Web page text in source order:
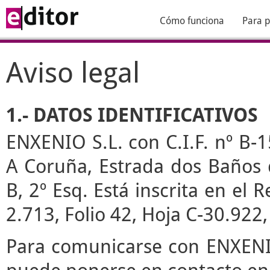
Cómo funciona Para
Aviso legal
1.- DATOS IDENTIFICATIVOS
ENXENIO S.L. con C.I.F. nº
A Coruña, Estrada dos
B, 2º Esq. Está inscrita en el
2.713, Folio 42, Hoja C-
Para comunicarse con